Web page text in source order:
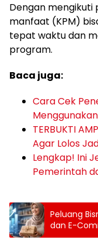
Dengan mengikuti
manfaat (KPM)
tepat waktu dan
program.
Baca juga:
Cara Cek
TERBUKTI
Agar Lolos
Lengkap! Ini
Pemerintah
Peluang
dan E-
Indonesia